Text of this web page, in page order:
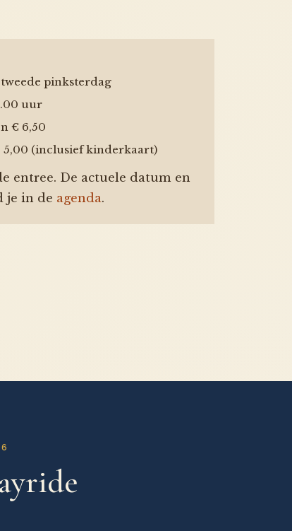
pinksterdag
uur
€ 6,50
(inclusief kinderkaart)
entree. De actuele datum en
je in de agenda.